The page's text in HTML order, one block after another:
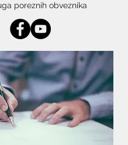
poreznih obveznika